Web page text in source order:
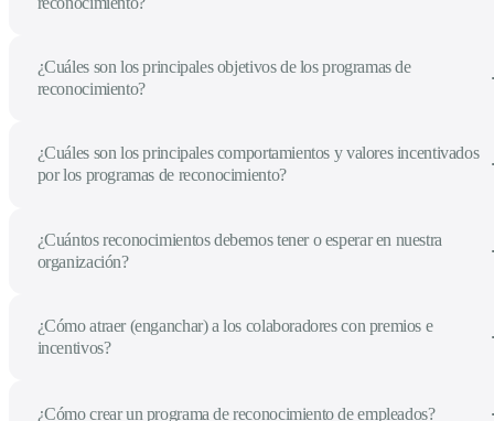
¿Cuáles son los principales objetivos de los programas de
reconocimiento?
¿Cuáles son los principales comportamientos y valores incentivados
por los programas de reconocimiento?
¿Cuántos reconocimientos debemos tener o esperar en nuestra
organización?
¿Cómo atraer (enganchar) a los colaboradores con premios e
incentivos?
¿Cómo crear un programa de reconocimiento de empleados?